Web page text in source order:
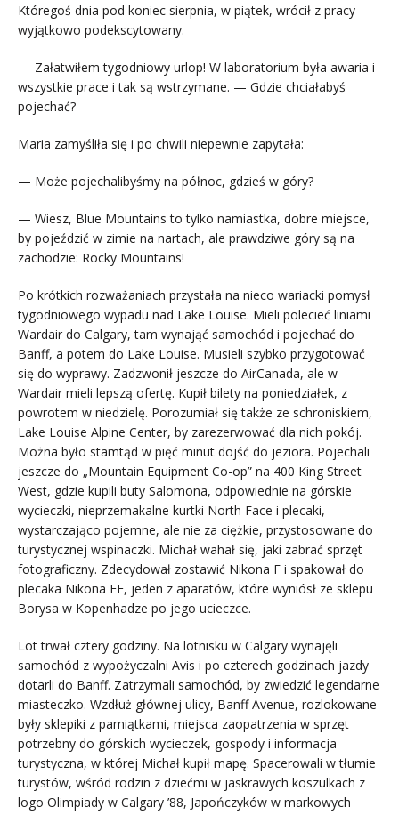
Któregoś dnia pod koniec sierpnia, w piątek, wrócił z pracy
wyjątkowo podekscytowany.
— Załatwiłem tygodniowy urlop! W laboratorium była awaria i
wszystkie prace i tak są wstrzymane. — Gdzie chciałabyś
pojechać?
Maria zamyśliła się i po chwili niepewnie zapytała:
— Może pojechalibyśmy na północ, gdzieś w góry?
— Wiesz, Blue Mountains to tylko namiastka, dobre miejsce,
by pojeździć w zimie na nartach, ale prawdziwe góry są na
zachodzie: Rocky Mountains!
Po krótkich rozważaniach przystała na nieco wariacki pomysł
tygodniowego wypadu nad Lake Louise. Mieli polecieć liniami
Wardair do Calgary, tam wynająć samochód i pojechać do
Banff, a potem do Lake Louise. Musieli szybko przygotować
się do wyprawy. Zadzwonił jeszcze do AirCanada, ale w
Wardair mieli lepszą ofertę. Kupił bilety na poniedziałek, z
powrotem w niedzielę. Porozumiał się także ze schroniskiem,
Lake Louise Alpine Center, by zarezerwować dla nich pokój.
Można było stamtąd w pięć minut dojść do jeziora. Pojechali
jeszcze do „Mountain Equipment Co-op” na 400 King Street
West, gdzie kupili buty Salomona, odpowiednie na górskie
wycieczki, nieprzemakalne kurtki North Face i plecaki,
wystarczająco pojemne, ale nie za ciężkie, przystosowane do
turystycznej wspinaczki. Michał wahał się, jaki zabrać sprzęt
fotograficzny. Zdecydował zostawić Nikona F i spakował do
plecaka Nikona FE, jeden z aparatów, które wyniósł ze sklepu
Borysa w Kopenhadze po jego ucieczce.
Lot trwał cztery godziny. Na lotnisku w Calgary wynajęli
samochód z wypożyczalni Avis i po czterech godzinach jazdy
dotarli do Banff. Zatrzymali samochód, by zwiedzić legendarne
miasteczko. Wzdłuż głównej ulicy, Banff Avenue, rozlokowane
były sklepiki z pamiątkami, miejsca zaopatrzenia w sprzęt
potrzebny do górskich wycieczek, gospody i informacja
turystyczna, w której Michał kupił mapę. Spacerowali w tłumie
turystów, wśród rodzin z dziećmi w jaskrawych koszulkach z
logo Olimpiady w Calgary ’88, Japończyków w markowych